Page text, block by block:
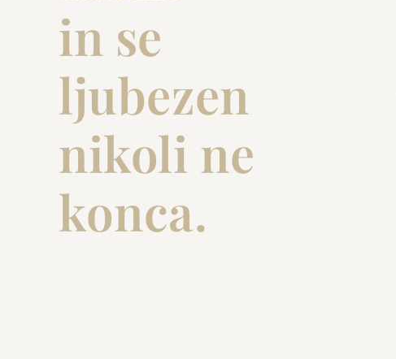
in se
ljubezen
nikoli ne
konca.